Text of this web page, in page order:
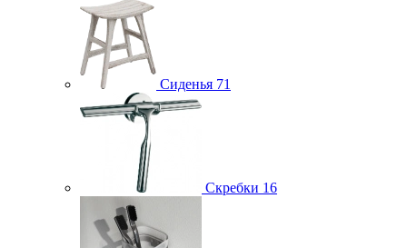
Сиденья 71
Скребки 16